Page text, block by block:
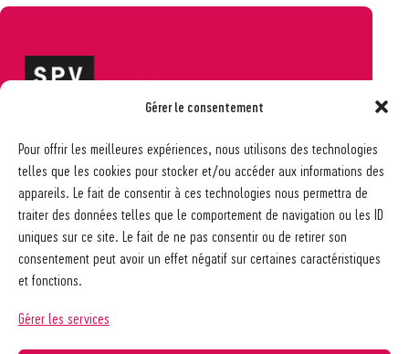
Gérer le consentement
Pour offrir les meilleures expériences, nous utilisons des technologies
telles que les cookies pour stocker et/ou accéder aux informations des
appareils. Le fait de consentir à ces technologies nous permettra de
traiter des données telles que le comportement de navigation ou les ID
uniques sur ce site. Le fait de ne pas consentir ou de retirer son
consentement peut avoir un effet négatif sur certaines caractéristiques
et fonctions.
Gérer les services
Ch. des Allinges 2
1006 Lausanne
021 617 65 59
info@spv-vd.ch
FAQ
Les associations
Nos guides pratiques